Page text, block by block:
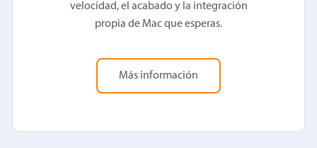
velocidad, el acabado y la integración
propia de Mac que esperas.
Más información